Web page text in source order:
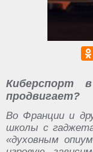
Киберспорт
продвигает?
Во Франции и
школы с
«духовным